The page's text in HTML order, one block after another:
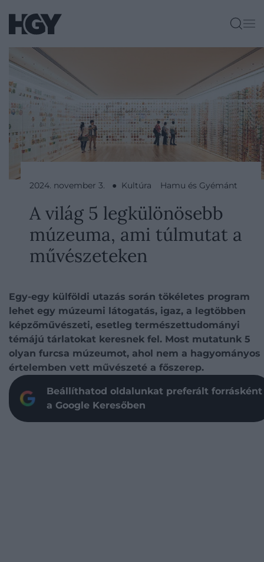
2024. november 3. ● Kultúra Hamu és Gyémánt
A világ 5 legkülönösebb
múzeuma, ami túlmutat a
művészeteken
Egy-egy külföldi utazás során tökéletes program
lehet egy múzeumi látogatás, igaz, a legtöbben
képzőművészeti, esetleg természettudományi
témájú tárlatokat keresnek fel. Most mutatunk 5
olyan furcsa múzeumot, ahol nem a hagyományos
értelemben vett művészeté a főszerep.
Beállíthatod oldalunkat preferált forrásként
a Google Keresőben